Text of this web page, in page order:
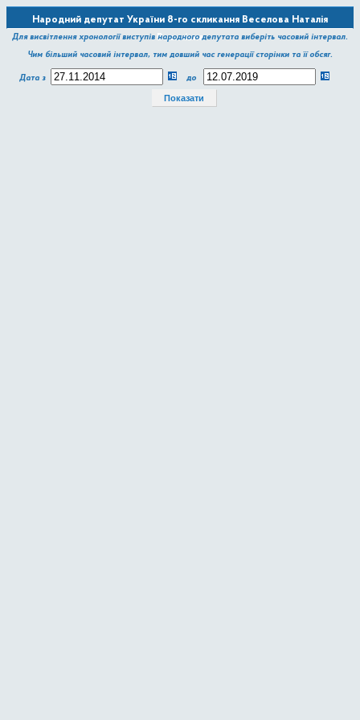
Народний депутат України 8-го скликання Веселова Наталія
Василівна
Для висвітлення хронології виступів народного депутата виберіть часовий інтервал.
Чим більший часовий інтервал, тим довший час генерації сторінки та її обсяг.
Дата з до